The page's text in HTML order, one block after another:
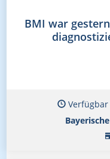
BMI war
Verfügbar